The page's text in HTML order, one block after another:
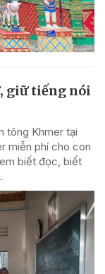
giữ tiếng nói
tông Khmer tại
miễn phí cho con
biết đọc, biết